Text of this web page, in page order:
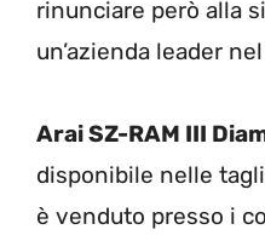
rinunciare però alla
un’azienda leader
Arai SZ-RAM III
disponibile nelle
è venduto presso i